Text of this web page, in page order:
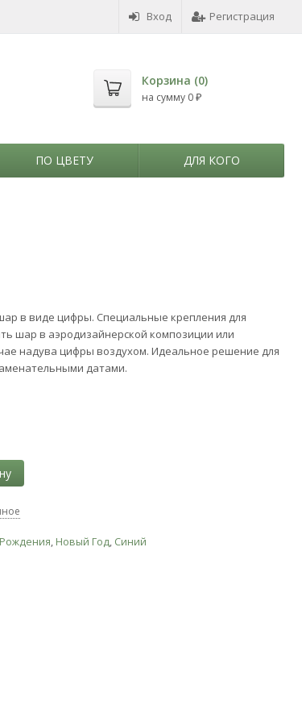
Вход Регистрация
Корзина (0)
на сумму 0 ₽
ПО ЦВЕТУ ДЛЯ КОГО
в виде цифры. Специальные крепления для
шар в аэродизайнерской композиции или
надува цифры воздухом. Идеальное решение для
датами.
, Новый Год, Синий